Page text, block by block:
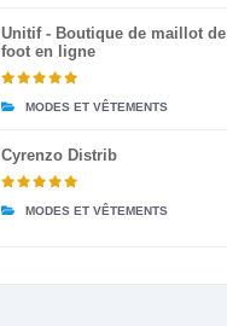
Unitif - Boutique de maillot de
foot en ligne
MODES ET VÊTEMENTS
Cyrenzo Distrib
MODES ET VÊTEMENTS